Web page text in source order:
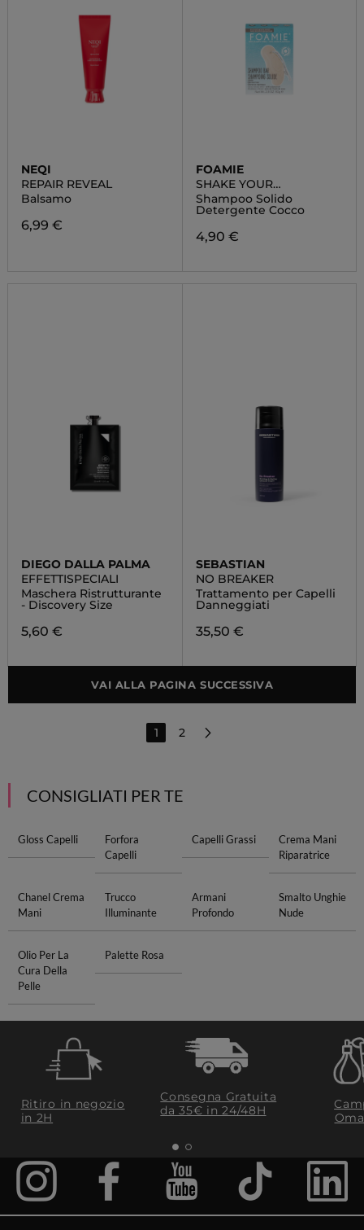
NEQI
REPAIR REVEAL
Balsamo
6,99 €
FOAMIE
SHAKE YOUR
COCONUTS
Shampoo Solido
Detergente Cocco
4,90 €
DIEGO DALLA PALMA
EFFETTISPECIALI
Maschera Ristrutturante
- Discovery Size
5,60 €
SEBASTIAN
NO BREAKER
Trattamento per Capelli
Danneggiati
35,50 €
VAI ALLA PAGINA SUCCESSIVA
1 2
CONSIGLIATI PER TE
Gloss Capelli
Forfora
Capelli
Capelli Grassi
Crema Mani
Riparatrice
Chanel Crema
Mani
Trucco
Illuminante
Armani
Profondo
Smalto Unghie
Nude
Olio Per La
Cura Della
Pelle
Palette Rosa
Ritiro in negozio
in 2H
Consegna Gratuita
da 35€​ in 24/48H